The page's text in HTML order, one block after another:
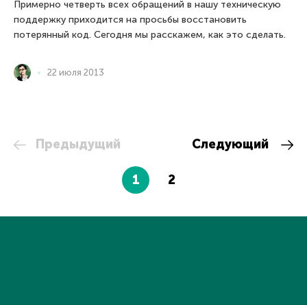
Примерно четверть всех обращений в нашу техническую
поддержку приходится на просьбы восстановить
потерянный код. Сегодня мы расскажем, как это сделать.
22 июля 2013
Предыдущий
1 2
Следующий